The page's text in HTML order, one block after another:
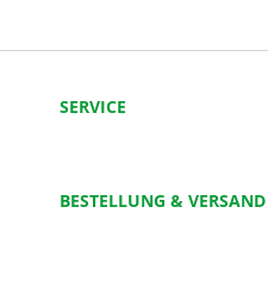
SERVICE
BESTELLUNG & VERSAND